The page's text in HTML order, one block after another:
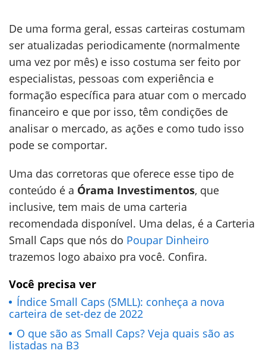
De uma forma geral, essas carteiras costumam
ser atualizadas periodicamente (normalmente
uma vez por mês) e isso costuma ser feito por
especialistas, pessoas com experiência e
formação específica para atuar com o mercado
financeiro e que por isso, têm condições de
analisar o mercado, as ações e como tudo isso
pode se comportar.
Uma das corretoras que oferece esse tipo de
conteúdo é a Órama Investimentos, que
inclusive, tem mais de uma carteria
recomendada disponível. Uma delas, é a Carteria
Small Caps que nós do Poupar Dinheiro
trazemos logo abaixo pra você. Confira.
Você precisa ver
Índice Small Caps (SMLL): conheça a nova
carteira de set-dez de 2022
O que são as Small Caps? Veja quais são as
listadas na B3